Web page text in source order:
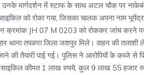
उनके मार्गदर्शन में स्टाफ के साथ अटल चौक पर
को रोका गया, जिसका चालक अपना नाम भूपेंद्र
क्रमांक JH 07 M 0203 को रोककर जांच करने पर
थाना तपकरा जिला जशपुर मिले। वाहन की
की तैयारी पाई गई। पुलिस ने आरोपियों के कब्जे
कीमत 1 लाख रुपये, कुल 9 लाख 55 हजार